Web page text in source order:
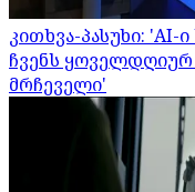
კითხვა-პასუხი:
ჩვენს
მრჩეველი'